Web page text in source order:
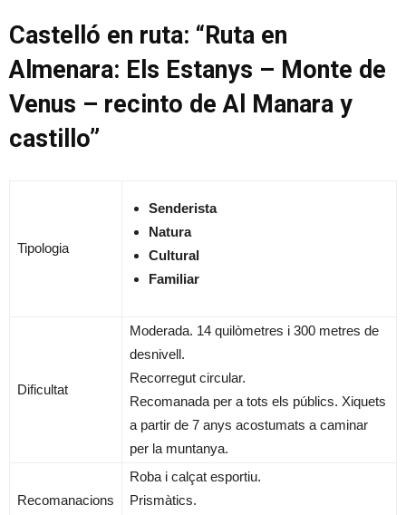
Castelló en ruta: “Ruta en
Almenara: Els Estanys – Monte de
Venus – recinto de Al Manara y
castillo”
Tipologia
Senderista
Natura
Cultural
Familiar
Dificultat
Moderada. 14 quilòmetres i 300 metres de
desnivell.
Recorregut circular.
Recomanada per a tots els públics. Xiquets
a partir de 7 anys acostumats a caminar
per la muntanya.
Recomanacions
Roba i calçat esportiu.
Prismàtics.